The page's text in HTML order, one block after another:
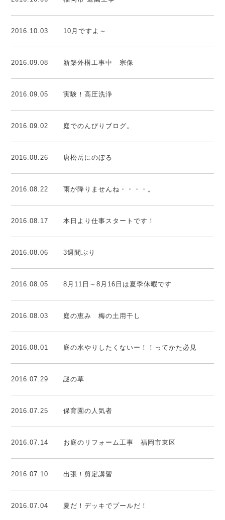
2016.10.03 10月ですよ～
2016.09.08 新築外構工事中 宗像
2016.09.05 実験！高圧洗浄
2016.09.02 庭でのんびりブログ。
2016.08.26 唐松岳にのぼる
2016.08.22 雨が降りませんね・・・・。
2016.08.17 本日より仕事スタートです！
2016.08.06 3週間ぶり
2016.08.05 8月11日～8月16日は夏季休暇です
2016.08.03 庭の恵み 梅の土用干し
2016.08.01 庭の水やりしたくないー！！ってかた必見
2016.07.29 謎の草
2016.07.25 保育園の人気者
2016.07.14 お庭のリフォーム工事 福岡市東区
2016.07.10 出張！剪定講習
2016.07.04 夏だ！デッキでプールだ！